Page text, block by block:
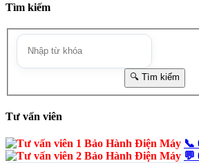
Tìm kiếm
Tư vấn viên
📞
💬